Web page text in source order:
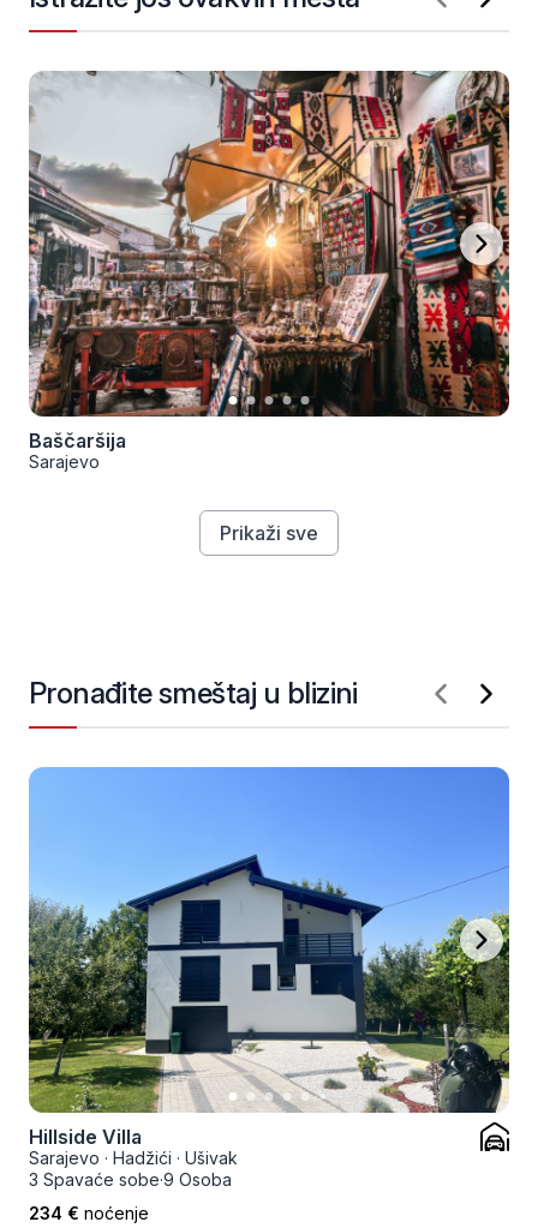
Baščaršija
Sarajevo
Prikaži sve
Pronađite smeštaj u blizini
Hillside Villa
Sarajevo · Hadžići · Ušivak
3 Spavaće sobe·9 Osoba
234 € noćenje